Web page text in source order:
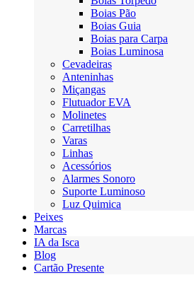
Boias Pão
Boias Guia
Boias para Carpa
Boias Luminosa
Cevadeiras
Anteninhas
Miçangas
Flutuador EVA
Molinetes
Carretilhas
Varas
Linhas
Acessórios
Alarmes Sonoro
Suporte Luminoso
Luz Quimica
Peixes
Marcas
IA da Isca
Blog
Cartão Presente